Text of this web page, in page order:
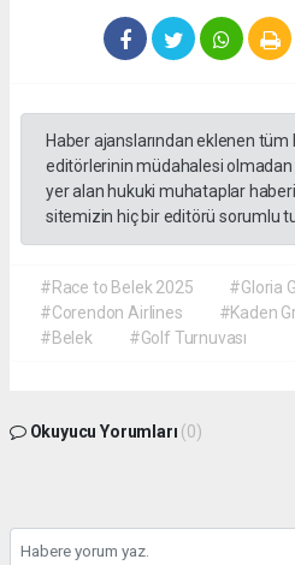
Haber ajanslarından eklenen
editörlerinin müdahalesi olmadan
yer alan hukuki muhataplar
sitemizin hiç bir editörü sorumlu
#Race to Belek 2025
#Gloria
#Corendon Airlines
#Kaden
#Belek
#Golf Turnuvası
Okuyucu Yorumları (0)